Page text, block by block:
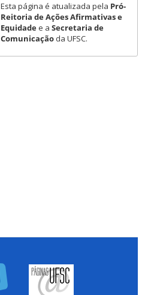
Esta página é atualizada pela Pró-
Reitoria de Ações Afirmativas e
Equidadee a Secretaria de
Comunicaçãoda UFSC.